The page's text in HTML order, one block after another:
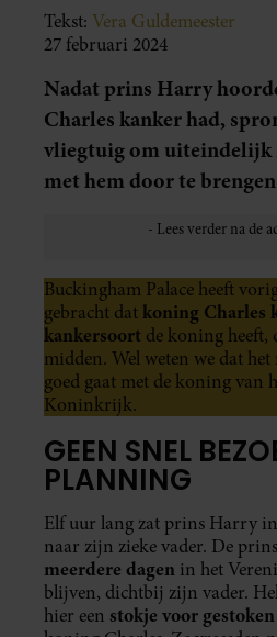
Tekst: Vera Guldemeester
27 februari 2024
Nadat prins Harry
Charles kanker had,
vliegtuig om uiteindelijk
met hem door te
Buckingham Palace heeft
gebracht datkoning Charles
kankersoort de koning heeft,
midden. Wel weten we dat
goed gaat met de koning van
Koninkrijk.
GEEN SNEL
PLANNING
Elf uur lang zat prins Harry
naar zijn zieke vader. De
meerdere dagen in het
blijven, dichtbij zijn vader.
hier een stokje voor gestoken